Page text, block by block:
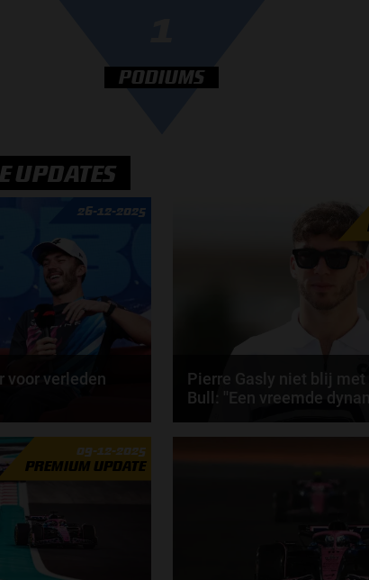
PODIUMS
UPDATES
26-12-2025
voor verleden
zijn twee coureurs met
de twee Fransen...
Pierre Gasly niet blij
Bull: ''Een vreemde
Het team van Red Bull Racing
coureurs gehad de afgelopen
09-12-2025
PREMIUM UPDATE